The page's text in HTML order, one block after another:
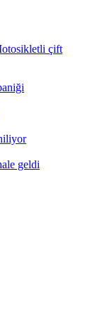
çift
geldi